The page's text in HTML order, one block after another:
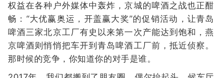
权益在各种户外媒体中轰炸，京城的啤酒之战也正酣
畅：“大优赢奥运，开盖赢大奖”的促销活动，让青岛
啤酒三家北京工厂有史以来第一次产能达到饱和，燕
京啤酒则悄悄把车开到青岛啤酒工厂前，抵近侦察。
那时候的竞争，你知道你的对手是谁。